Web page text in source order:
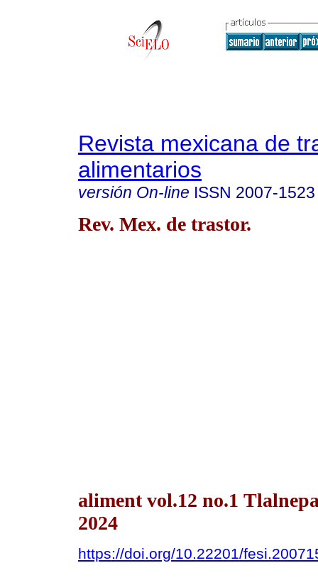
Revista mexicana de
alimentarios
versión On-line ISSN 2007-1523
Rev. Mex. de trastor.
aliment vol.12 no.1
2024
https://doi.org/10.22201/